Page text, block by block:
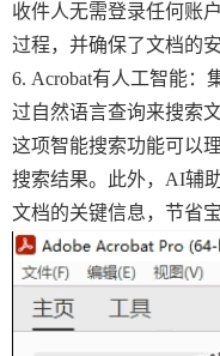
收件人无需登录任何账
过程，并确保了文档的
6. Acrobat有人工智能：
过自然语言查询来搜索
这项智能搜索功能可以
搜索结果。此外，AI辅
文档的关键信息，节省